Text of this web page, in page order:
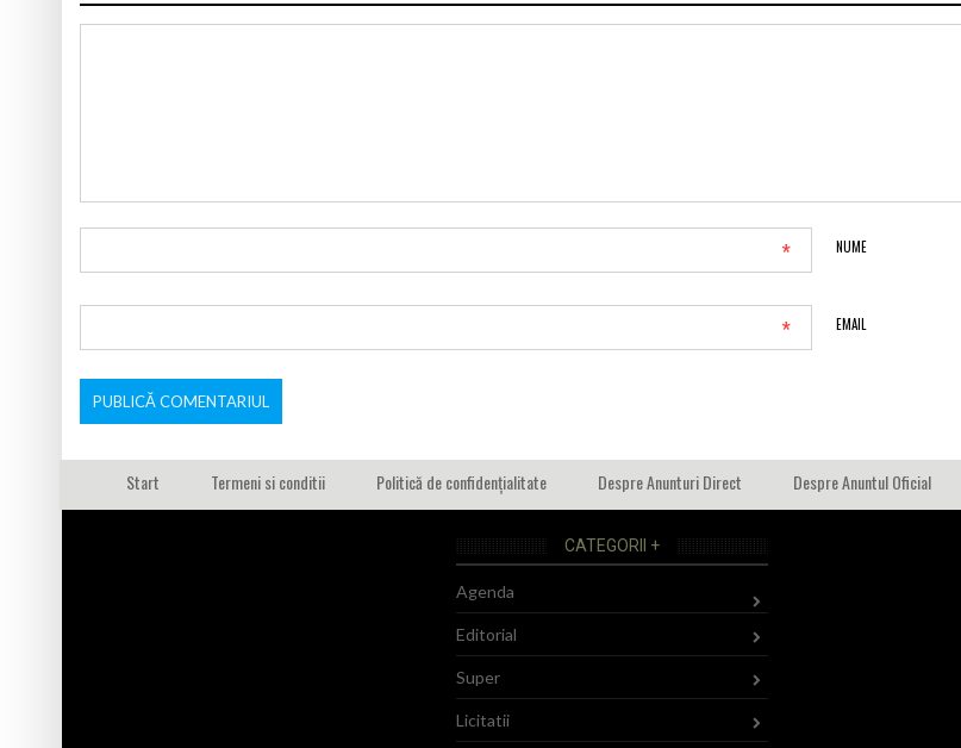
NUME
*
EMAIL
*
Start Termeni si conditii Politică de confidențialitate Despre Anunturi Direct Despre Anuntul Oficial
CATEGORII +
Agenda
Editorial
Super
Licitatii